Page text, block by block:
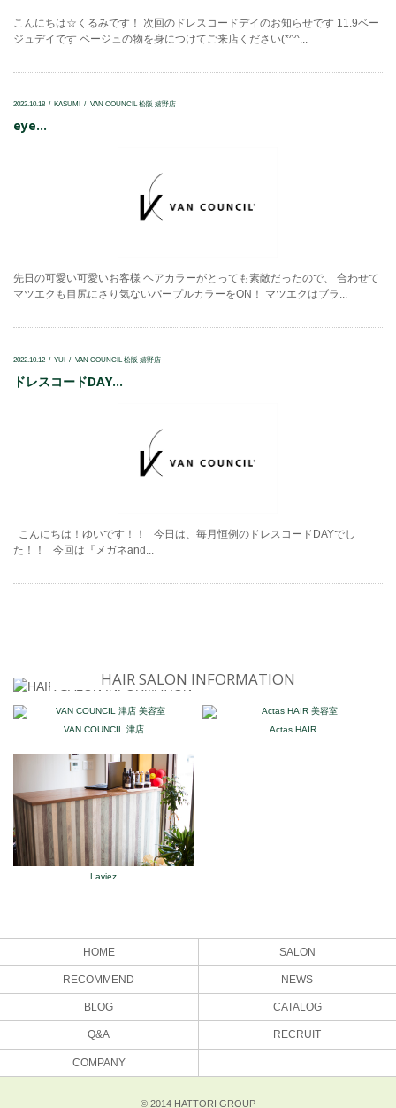
こんにちは☆くるみです！ 次回のドレスコードデイのお知らせです 11.9ベー
ジュデイです ベージュの物を身につけてご来店ください(*^^...
2022.10.18 KASUMI VAN COUNCIL 松阪 嬉野店
eye...
先日の可愛い可愛いお客様 ヘアカラーがとっても素敵だったので、 合わせて
マツエクも目尻にさり気ないパープルカラーをON！ マツエクはブラ...
2022.10.12 YUI VAN COUNCIL 松阪 嬉野店
ドレスコードDAY...
こんにちは！ゆいです！！ 今日は、毎月恒例のドレスコードDAYでし
た！！ 今回は『メガネand...
HAIR SALON INFORMATION
VAN COUNCIL 津店 Actas HAIR
Laviez
HOME SALON
RECOMMEND NEWS
BLOG CATALOG
Q&A RECRUIT
COMPANY
© 2014 HATTORI GROUP